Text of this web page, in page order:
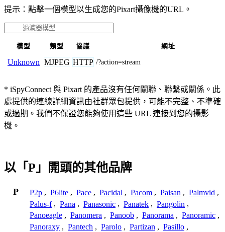
提示：點擊一個模型以生成您的Pixart攝像機的URL。
模型 類型 協議 網址
Unknown MJPEG HTTP /?action=stream
* iSpyConnect 與 Pixart 的產品沒有任何關聯、聯繫或關係。此
處提供的連線詳細資訊由社群眾包提供，可能不完整、不準確
或過期。我們不保證您能夠使用這些 URL 連接到您的攝影
機。
以「P」開頭的其他品牌
P P2p , P6lite , Pace , Pacidal , Pacom , Paisan , Palmvid ,
Palus-f , Pana , Panasonic , Panatek , Pangolin ,
Panoeagle , Panomera , Panoob , Panorama , Panoramic ,
Panoraxy , Pantech , Parolo , Partizan , Pasillo ,